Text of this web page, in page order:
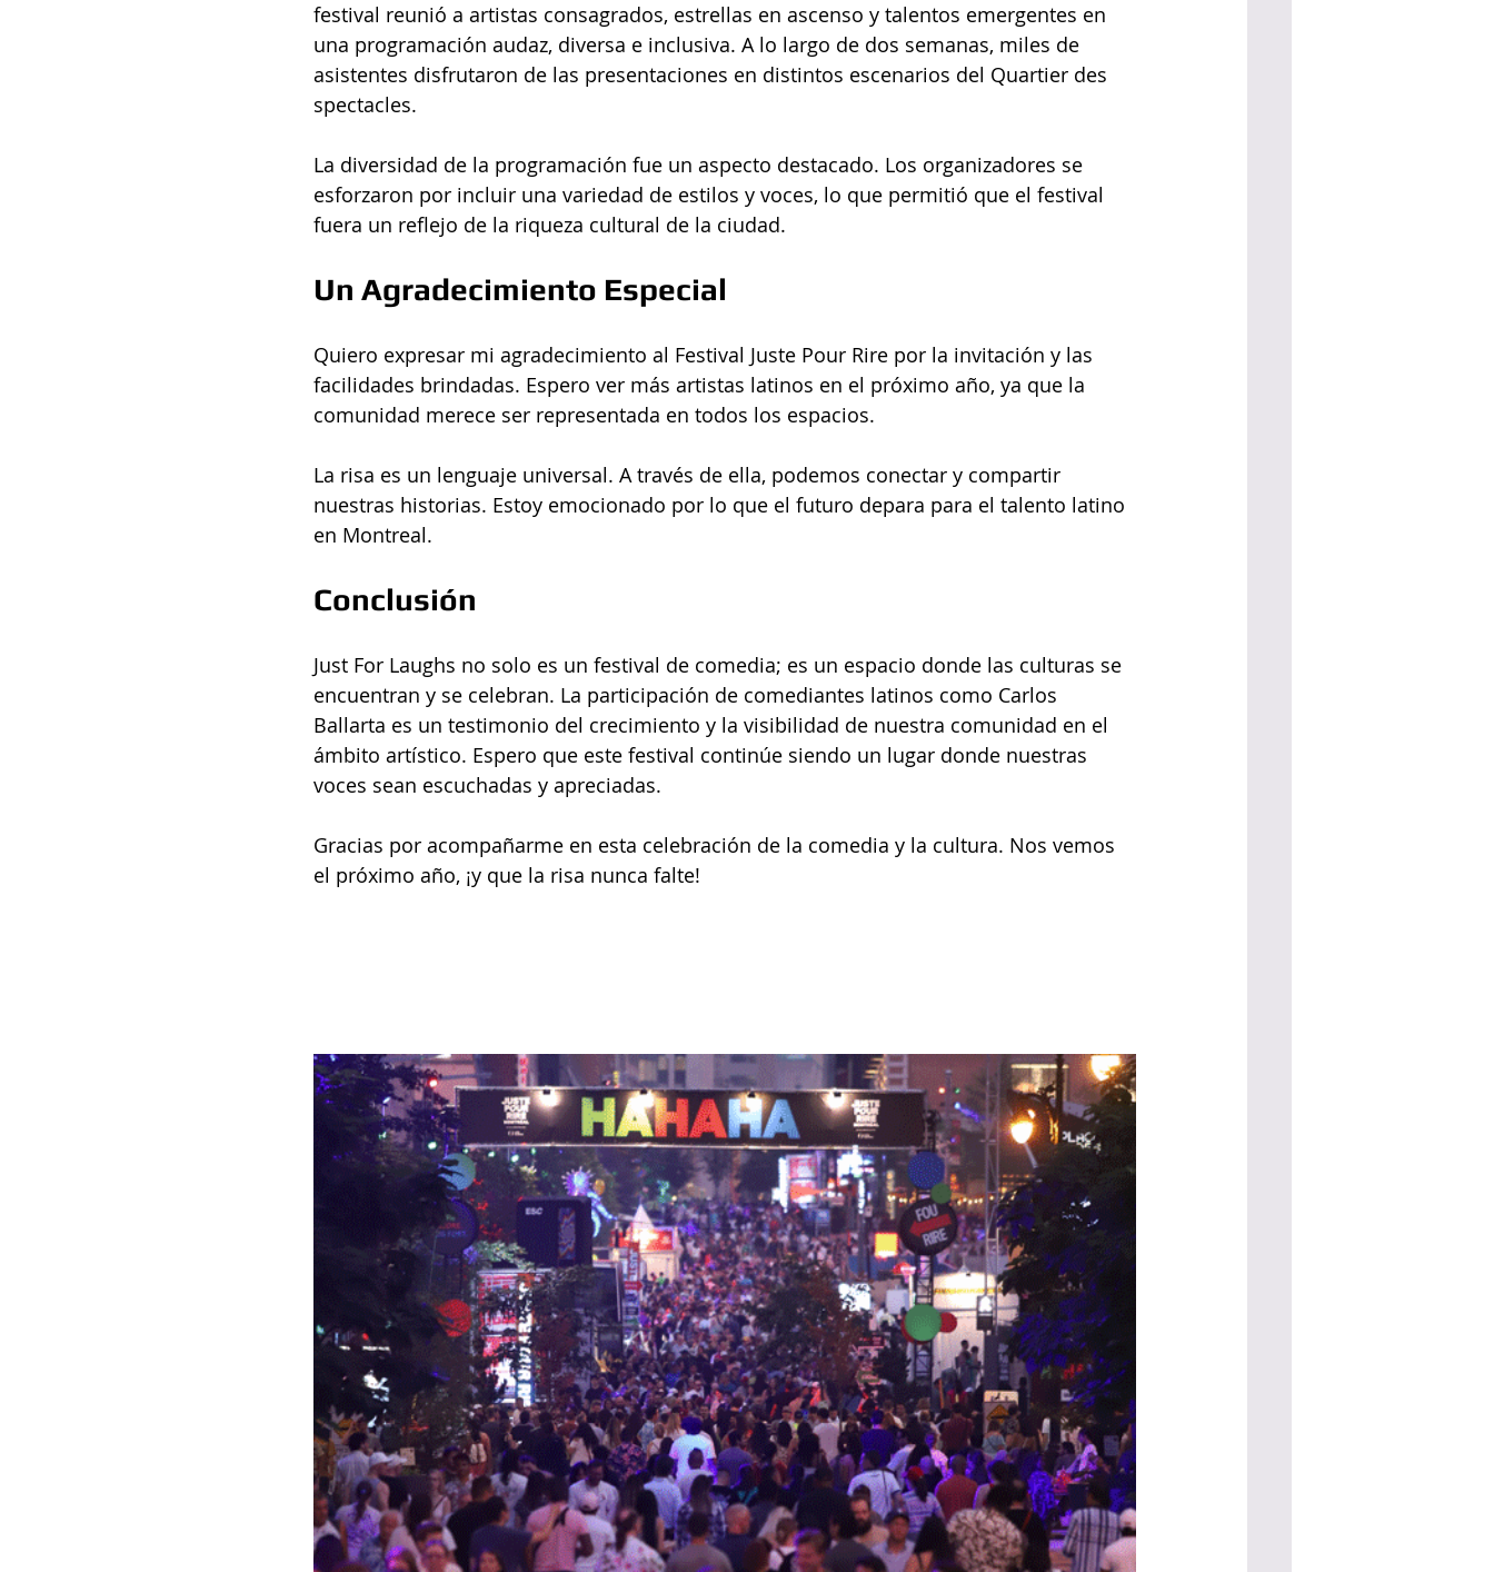
festival reunió a artistas consagrados, estrellas en ascenso y talentos emergentes en
una programación audaz, diversa e inclusiva. A lo largo de dos semanas, miles de
asistentes disfrutaron de las presentaciones en distintos escenarios del Quartier des
spectacles.
La diversidad de la programación fue un aspecto destacado. Los organizadores se
esforzaron por incluir una variedad de estilos y voces, lo que permitió que el festival
fuera un reflejo de la riqueza cultural de la ciudad.
Un Agradecimiento Especial
Quiero expresar mi agradecimiento al Festival Juste Pour Rire por la invitación y las
facilidades brindadas. Espero ver más artistas latinos en el próximo año, ya que la
comunidad merece ser representada en todos los espacios.
La risa es un lenguaje universal. A través de ella, podemos conectar y compartir
nuestras historias. Estoy emocionado por lo que el futuro depara para el talento latino
en Montreal.
Conclusión
Just For Laughs no solo es un festival de comedia; es un espacio donde las culturas se
encuentran y se celebran. La participación de comediantes latinos como Carlos
Ballarta es un testimonio del crecimiento y la visibilidad de nuestra comunidad en el
ámbito artístico. Espero que este festival continúe siendo un lugar donde nuestras
voces sean escuchadas y apreciadas.
Gracias por acompañarme en esta celebración de la comedia y la cultura. Nos vemos
el próximo año, ¡y que la risa nunca falte!